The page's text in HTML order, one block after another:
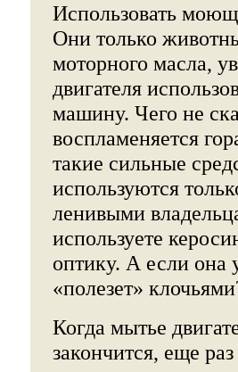
Использовать
Они только
моторного масла,
двигателя
машину. Чего не
воспламеняется
такие сильные
используются
ленивыми
используете
оптику. А если она
«полезет»
Когда мытье
закончится, еще